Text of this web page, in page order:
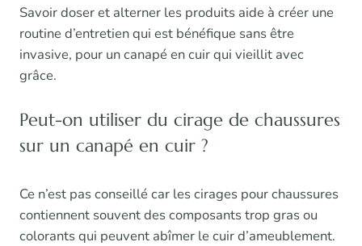
Savoir doser et alterner les produits aide à créer une
routine d’entretien qui est bénéfique sans être
invasive, pour un canapé en cuir qui vieillit avec
grâce.
Peut-on utiliser du cirage de chaussures
sur un canapé en cuir ?
Ce n’est pas conseillé car les cirages pour chaussures
contiennent souvent des composants trop gras ou
colorants qui peuvent abîmer le cuir d’ameublement.